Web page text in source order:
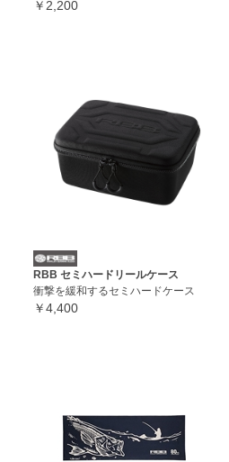
￥2,200
RBB セミハードリールケース
衝撃を緩和するセミハードケース
￥4,400